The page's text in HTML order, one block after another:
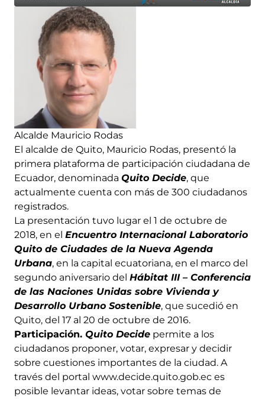
Alcalde Mauricio Rodas
El alcalde de Quito, Mauricio Rodas, presentó la
primera plataforma de participación ciudadana de
Ecuador, denominada Quito Decide, que
actualmente cuenta con más de 300 ciudadanos
registrados.
La presentación tuvo lugar el 1 de octubre de
2018, en el Encuentro Internacional Laboratorio
Quito de Ciudades de la Nueva Agenda
Urbana, en la capital ecuatoriana, en el marco del
segundo aniversario del Hábitat III – Conferencia
de las Naciones Unidas sobre Vivienda y
Desarrollo Urbano Sostenible, que sucedió en
Quito, del 17 al 20 de octubre de 2016.
Participación. Quito Decide permite a los
ciudadanos proponer, votar, expresar y decidir
sobre cuestiones importantes de la ciudad. A
través del portal www.decide.quito.gob.ec es
posible levantar ideas, votar sobre temas de